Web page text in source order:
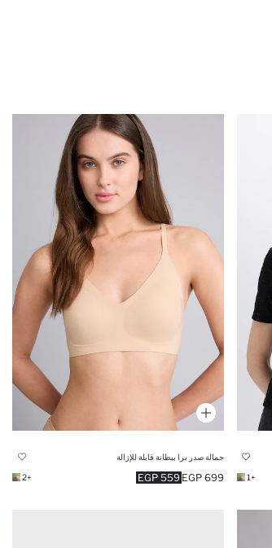
+1
حمالة صدر برا ببطانة قابلة للإزالة
559 EGP 699 EGP
+2